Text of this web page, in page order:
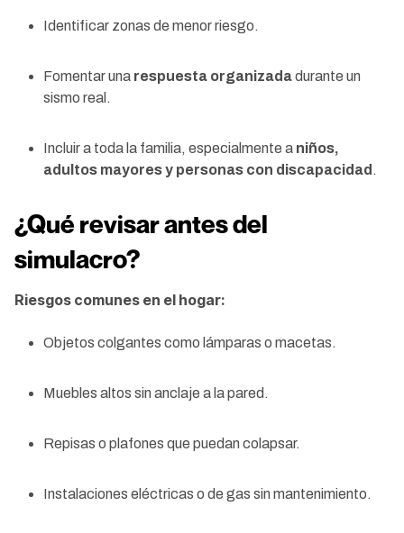
Identificar zonas de menor riesgo.
Fomentar una respuesta organizadadurante un
sismo real.
Incluir a toda la familia, especialmente a niños,
adultos mayores y personas con discapacidad .
¿Qué revisar antes del
simulacro?
Riesgos comunes en el hogar:
Objetos colgantes como lámparas o macetas.
Muebles altos sin anclaje a la pared.
Repisas o plafones que puedan colapsar.
Instalaciones eléctricas o de gas sin mantenimiento.